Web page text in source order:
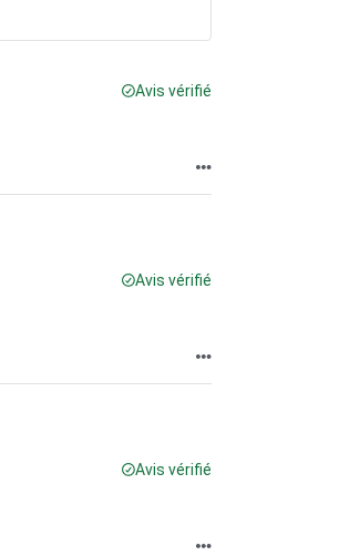
Avis vérifié
Avis vérifié
Avis vérifié